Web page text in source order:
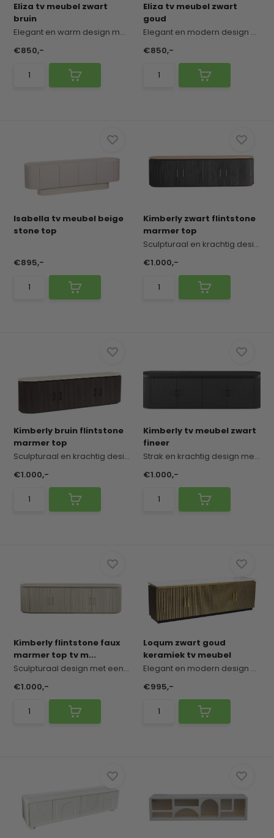
Eliza tv meubel zwart
bruin
Elegant en warm design met een verfijnde, tijdlo...
€850,-
Eliza tv meubel zwart
goud
Elegant en modern design met een exclusieve, hot...
€850,-
Isabella tv meubel beige
stone top
€895,-
Kimberly zwart flintstone
marmer top
Sculpturaal en krachtig design met een exclusiev...
€1.000,-
Kimberly bruin flintstone
marmer top
Sculpturaal en krachtig design met een exclusiev...
€1.000,-
Kimberly tv meubel zwart
fineer
Strak en krachtig design met een moderne, verfij...
€1.000,-
Kimberly flintstone faux
marmer top tv m...
Sculpturaal design met een krachtige, organische...
€1.000,-
Loqum zwart goud
keramiek tv meubel
Elegant en modern design met een exclusieve uits...
€995,-